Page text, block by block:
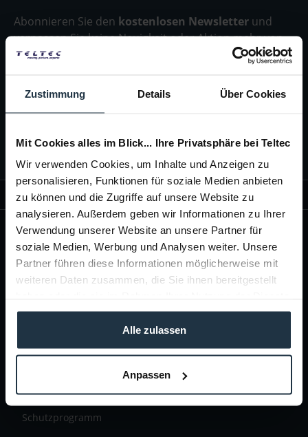
Zustimmung Details Über Cookies
Mit Cookies alles im Blick... Ihre Privatsphäre bei Teltec
Wir verwenden Cookies, um Inhalte und Anzeigen zu
personalisieren, Funktionen für soziale Medien anbieten
zu können und die Zugriffe auf unsere Website zu
analysieren. Außerdem geben wir Informationen zu Ihrer
Verwendung unserer Website an unsere Partner für
soziale Medien, Werbung und Analysen weiter. Unsere
Partner führen diese Informationen möglicherweise mit
weiteren Daten zusammen, die Sie ihnen bereitgestellt
gesammelt haben.
Alle zulassen
Anpassen
Abonnieren Sie den kostenlosen Newsletter und
verpassen Sie keine Neuigkeit oder Aktion mehr von
Teltec | Video-, Audio- & Studio-Equipment.
zu
SHOP INFORMATIONEN
ÜBER TELTEC
Brands
Solutions
Unternehmensprofil
Schutzprogramm